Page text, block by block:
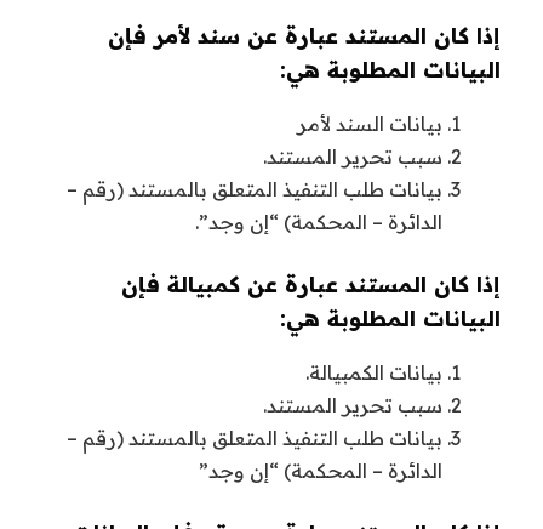
إذا كان المستند عبارة عن سند لأمر فإن
البيانات المطلوبة هي:
بيانات السند لأمر
سبب تحرير المستند.
بيانات طلب التنفيذ المتعلق بالمستند (رقم –
الدائرة – المحكمة) “إن وجد”.
إذا كان المستند عبارة عن كمبيالة فإن
البيانات المطلوبة هي:
بيانات الكمبيالة.
سبب تحرير المستند.
بيانات طلب التنفيذ المتعلق بالمستند (رقم –
الدائرة – المحكمة) “إن وجد”